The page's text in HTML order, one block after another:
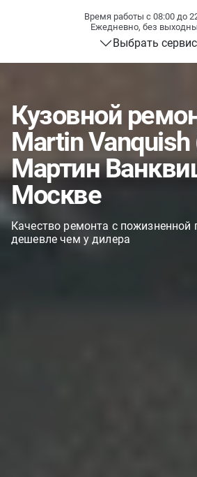
Время работы с 08:00 до
Ежедневно, без
Выбрать сервис
Кузовной
Martin Vanquish
Мартин
Москве
Качество ремонта с пожизненной
дешевле чем у дилера